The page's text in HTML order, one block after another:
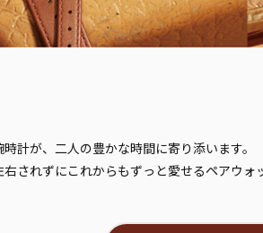
計が、二人の豊かな時間に寄り添います。
されずにこれからもずっと愛せるペアウォ